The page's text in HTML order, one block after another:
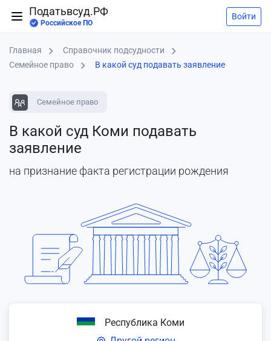
Податьвсуд.РФ
Российское ПО
Войти
Главная
Справочник подсудности
Семейное право
В какой суд подавать заявление
Семейное право
В какой суд Коми подавать
заявление
на признание факта регистрации рождения
Республика Коми